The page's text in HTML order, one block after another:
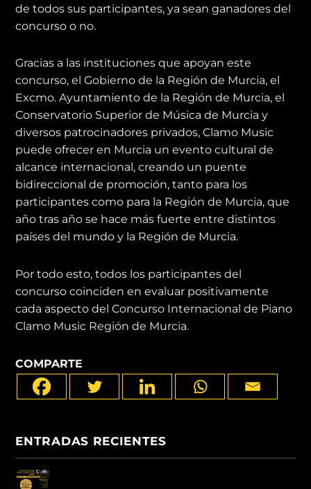
de todos sus participantes, ya sean ganadores del
concurso o no.
Gracias a las instituciones que apoyan este
concurso, el Gobierno de la Región de Murcia, el
Excmo. Ayuntamiento de la Región de Murcia, el
Conservatorio Superior de Música de Murcia y
diversos patrocinadores privados, Clamo Music
puede ofrecer en Murcia un evento cultural de
alcance internacional, creando un puente
bidireccional de promoción, tanto para los
participantes como para la Región de Murcia, que
año tras año se hace más fuerte entre distintos
países del mundo y la Región de Murcia.
Por todo esto, todos los participantes del
concurso coinciden en evaluar positivamente
cada aspecto del Concurso Internacional de Piano
Clamo Music Región de Murcia.
COMPARTE
ENTRADAS RECIENTES